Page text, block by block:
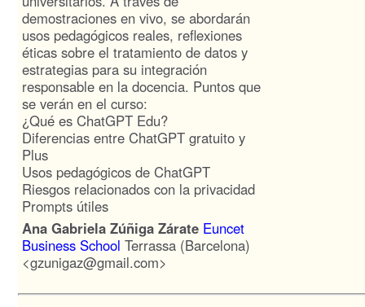
demostraciones en vivo, se abordarán
usos pedagógicos reales, reflexiones
éticas sobre el tratamiento de datos y
estrategias para su integración
responsable en la docencia. Puntos que
se verán en el curso:
¿Qué es ChatGPT Edu?
Diferencias entre ChatGPT gratuito y
Plus
Usos pedagógicos de ChatGPT
Riesgos relacionados con la privacidad
Prompts útiles
Ana Gabriela Zúñiga Zárate Euncet
Business School Terrassa (Barcelona)
<gzunigaz@gmail.com>